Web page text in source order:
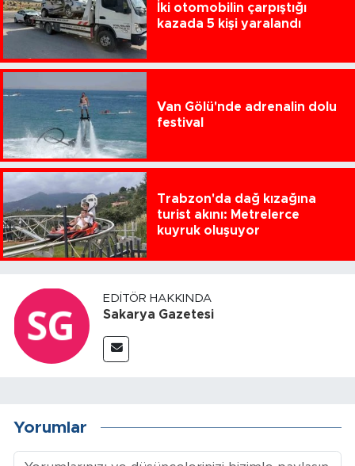
İki otomobilin çarpıştığı
kazada 5 kişi yaralandı
Van Gölü'nde adrenalin dolu
festival
Trabzon'da dağ kızağına
turist akını: Metrelerce
kuyruk oluşuyor
EDITÖR HAKKINDA
Sakarya Gazetesi
Yorumlar